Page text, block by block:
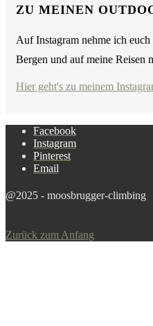
ZU MEINEN
Auf Instagram nehme ich
Bergen und auf meine Reisen
Hier geht's zu meinem
Facebook
Instagram
Pinterest
Email
@2025 - moosbrugger-climbing
Zurück zum Anfang